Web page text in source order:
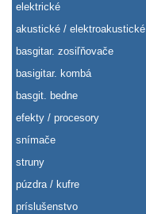
elektrické
akustické / elektroakustické
basgitar. zosiľňovače
basigitar. kombá
basgit. bedne
efekty / procesory
snímače
struny
púzdra / kufre
príslušenstvo